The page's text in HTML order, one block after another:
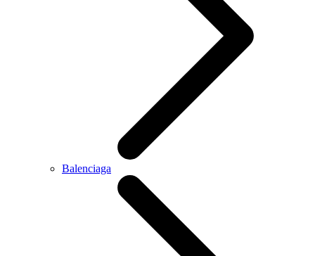
Balenciaga